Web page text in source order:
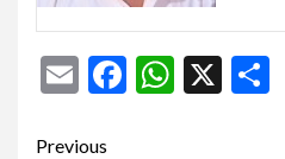
EmailFacebook
X
Previous